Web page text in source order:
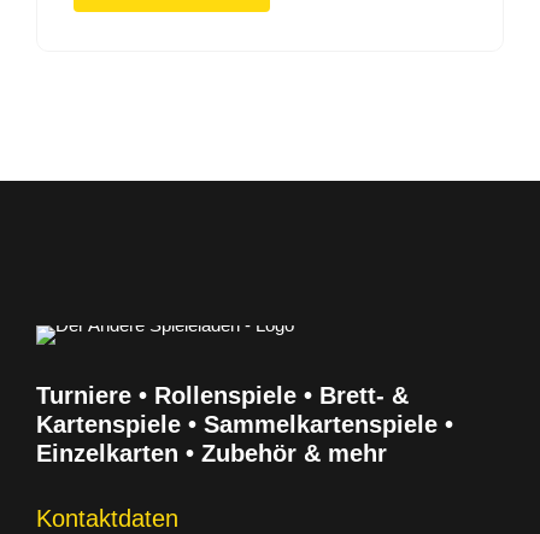
Turniere • Rollenspiele • Brett- &
Kartenspiele • Sammelkartenspiele •
Einzelkarten • Zubehör & mehr
Kontaktdaten